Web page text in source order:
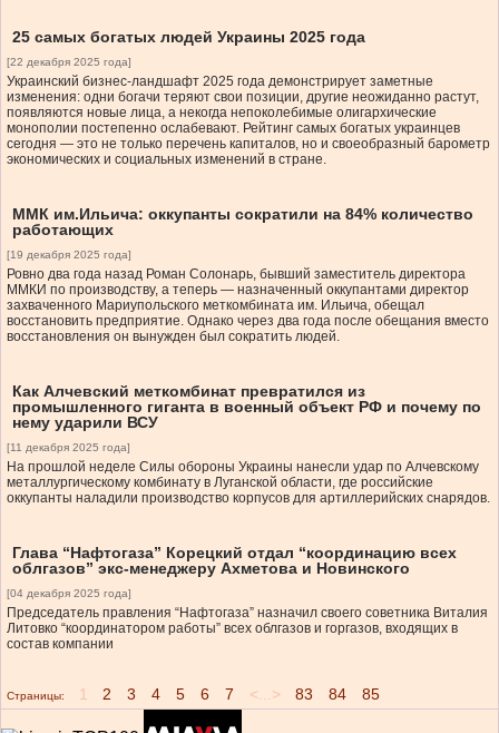
25 самых богатых людей Украины 2025 года
[22 декабря 2025 года]
Украинский бизнес-ландшафт 2025 года демонстрирует заметные
изменения: одни богачи теряют свои позиции, другие неожиданно растут,
появляются новые лица, а некогда непоколебимые олигархические
монополии постепенно ослабевают. Рейтинг самых богатых украинцев
сегодня — это не только перечень капиталов, но и своеобразный барометр
экономических и социальных изменений в стране.
ММК им.Ильича: оккупанты сократили на 84% количество
работающих
[19 декабря 2025 года]
Ровно два года назад Роман Солонарь, бывший заместитель директора
ММКИ по производству, а теперь — назначенный оккупантами директор
захваченного Мариупольского меткомбината им. Ильича, обещал
восстановить предприятие. Однако через два года после обещания вместо
восстановления он вынужден был сократить людей.
Как Алчевский меткомбинат превратился из
промышленного гиганта в военный объект РФ и почему по
нему ударили ВСУ
[11 декабря 2025 года]
На прошлой неделе Силы обороны Украины нанесли удар по Алчевскому
металлургическому комбинату в Луганской области, где российские
оккупанты наладили производство корпусов для артиллерийских снарядов.
Глава “Нафтогаза” Корецкий отдал “координацию всех
облгазов” экс-менеджеру Ахметова и Новинского
[04 декабря 2025 года]
Председатель правления “Нафтогаза” назначил своего советника Виталия
Литовко “координатором работы” всех облгазов и горгазов, входящих в
состав компании
Страницы: 1 2 3 4 5 6 7 <...> 83 84 85